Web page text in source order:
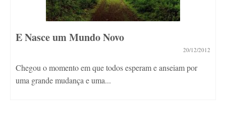
E Nasce um Mundo Novo
20/12/2012
Chegou o momento em que todos esperam e anseiam por
uma grande mudança e uma...